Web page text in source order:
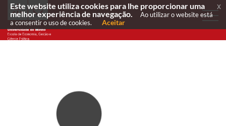
Este website utiliza cookies para lhe proporcionar uma
melhor experiência de navegação.
Ao utilizar o website está
a consentir o uso de cookies.
Aceitar
x